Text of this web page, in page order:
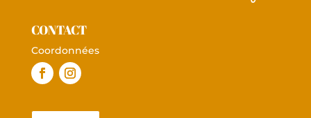
CONTACT
Coordonnées